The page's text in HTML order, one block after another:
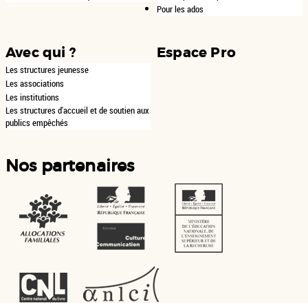
Pour les ados
Avec qui ?
Les structures jeunesse
Les associations
Les institutions
Les structures d'accueil et de soutien aux
publics empêchés
Espace Pro
Nos partenaires